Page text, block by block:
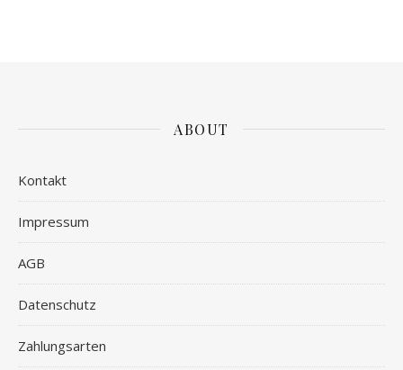
ABOUT
Kontakt
Impressum
AGB
Datenschutz
Zahlungsarten